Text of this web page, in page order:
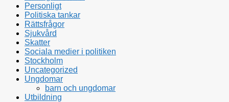
Personligt
Politiska tankar
Rättsfrågor
Sjukvård
Skatter
Sociala medier i politiken
Stockholm
Uncategorized
Ungdomar
barn och ungdomar
Utbildning